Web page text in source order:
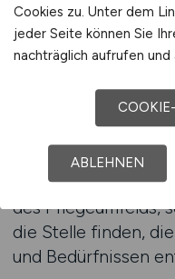
Mit dem Jobfinder
Suche nach einem
individuell
Stellen in
oder den Fokus
legen. Der
Stellenanzeigen
des Pflegeumfelds,
die Stelle finden,
und Bedürfnissen
Cookies zu. Unter dem
jeder Seite können Sie
nachträglich aufrufen und
ABLEHNEN